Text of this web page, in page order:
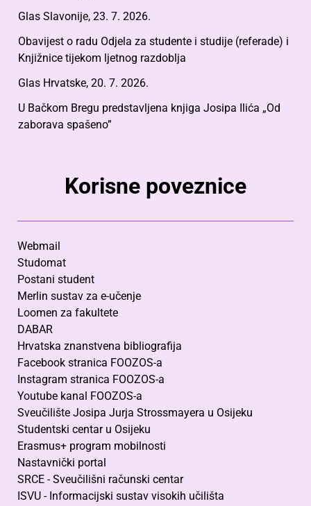
Glas Slavonije, 23. 7. 2026.
Obavijest o radu Odjela za studente i studije (referade) i
Knjižnice tijekom ljetnog razdoblja
Glas Hrvatske, 20. 7. 2026.
U Bačkom Bregu predstavljena knjiga Josipa Ilića „Od
zaborava spašeno”
Korisne poveznice
Webmail
Studomat
Postani student
Merlin sustav za e-učenje
Loomen za fakultete
DABAR
Hrvatska znanstvena bibliografija
Facebook stranica FOOZOS-a
Instagram stranica FOOZOS-a
Youtube kanal FOOZOS-a
Sveučilište Josipa Jurja Strossmayera u Osijeku
Studentski centar u Osijeku
Erasmus+ program mobilnosti
Nastavnički portal
SRCE - Sveučilišni računski centar
ISVU - Informacijski sustav visokih učilišta